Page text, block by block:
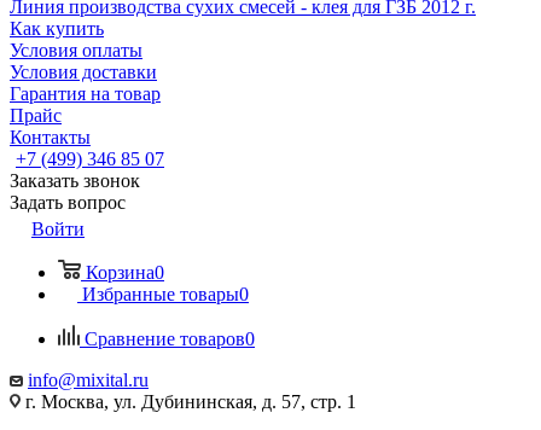
Линия производства сухих смесей - клея для ГЗБ 2012 г.
Как купить
Условия оплаты
Условия доставки
Гарантия на товар
Прайс
Контакты
+7 (499) 346 85 07
Заказать звонок
Задать вопрос
Войти
Корзина0
Избранные товары0
Сравнение товаров0
info@mixital.ru
г. Москва, ул. Дубининская, д. 57, стр. 1